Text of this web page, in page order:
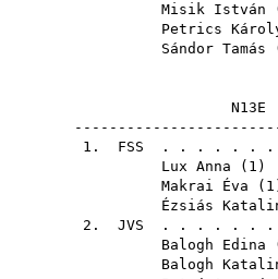
Misik István
Petrics
Sándor Tamás
1. FSS . . . . . . .
Lux Anna ( 1
Makrai Éva ( 1
Ézsiás
2. JVS . . . . . . .
Balogh Edina
Balogh